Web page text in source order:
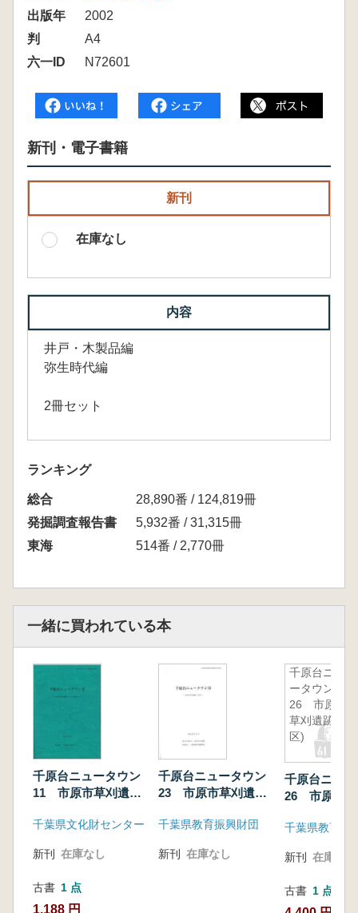
出版年
2002
判
A4
六一ID
N72601
新刊・電子書籍
新刊
在庫なし
内容
井戸・木製品編
弥生時代編
2冊セット
ランキング
総合
28,890番 / 124,819冊
発掘調査報告書
5,932番 / 31,315冊
東海
514番 / 2,770冊
一緒に買われている本
千原台ニュータウン
11 市原市草刈遺跡
千葉県文化財センター
新刊 在庫なし
古書 1 点
1,188 円
千原台ニュータウン
23 市原市草刈遺跡
千葉県教育振興財団
新刊 在庫なし
千原台ニュ
ータウン
26 市原市
草刈遺跡(I
区)
千原台ニュ
26 市原市草
千葉県教育振
新刊 在庫なし
古書 1 点